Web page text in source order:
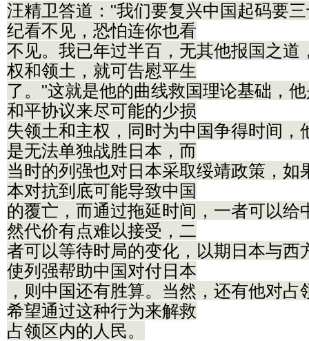
汪精卫答道："我们要复兴中国起码要
纪看不见，恐怕连你也看
不见。我已年过半百，无其他报国之道
权和领土，就可告慰平生
了。"这就是他的曲线救国理论基础，
和平协议来尽可能的少损
失领土和主权，同时为中国争得时间，
是无法单独战胜日本，而
当时的列强也对日本采取绥靖政策，如
本对抗到底可能导致中国
的覆亡，而通过拖延时间，一者可以给
然代价有点难以接受，二
者可以等待时局的变化，以期日本与西
使列强帮助中国对付日本
，则中国还有胜算。当然，还有他对
希望通过这种行为来解救
占领区内的人民。